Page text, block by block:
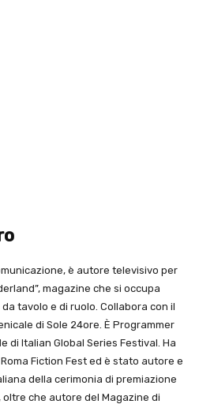
è autore televisivo per
magazine che si occupa
tavolo e di ruolo. Collabora con il
di Sole 24ore. È Programmer
di Italian Global Series Festival. Ha
Fiction Fest ed è stato autore e
della cerimonia di premiazione
oltre che autore del Magazine di